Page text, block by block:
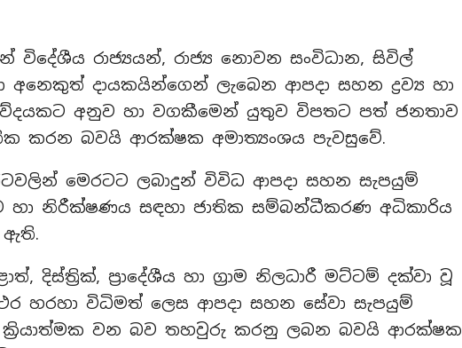
විදේශීය රාජ්‍යයන්, රාජ්‍ය නොවන සංවිධාන, සිවිල්
අනෙකුත් දායකයින්ගෙන් ලැබෙන ආපදා සහන ද්‍රව්‍ය හා
අනුව හා වගකීමෙන් යුතුව විපතට පත් ජනතාව
කරන බවයි ආරක්ෂක අමාත්‍යංශය පැවසුවේ.
මෙරටට ලබාදුන් විවිධ ආපදා සහන සැපයුම්
හා නිරීක්ෂණය සඳහා ජාතික සම්බන්ධීකරණ අධිකාරිය
දිස්ත්‍රික්, ප්‍රාදේශීය හා ග්‍රාම නිලධාරී මට්ටම් දක්වා වූ
හරහා විධිමත් ලෙස ආපදා සහන සේවා සැපයුම්
ක්‍රියාත්මක වන බව තහවුරු කරනු ලබන බවයි ආරක්ෂක